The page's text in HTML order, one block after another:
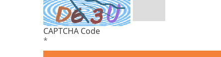
CAPTCHA Code
*